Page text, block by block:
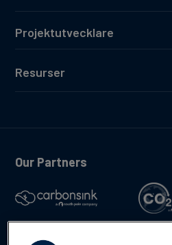
Projektutvecklare
Resurser
Our Partners